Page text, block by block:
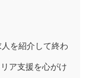
を紹介して終わ
ア支援を心がけ